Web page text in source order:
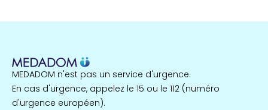
MEDADOM n'est pas un service d'urgence.
En cas d'urgence, appelez le 15 ou le 112 (numéro
d'urgence européen).